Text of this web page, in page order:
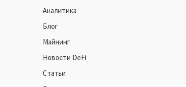
Аналитика
Блог
Майнинг
Новости DeFi
Статьи